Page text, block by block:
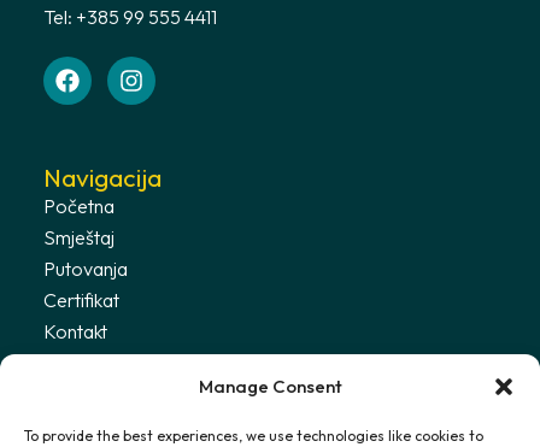
Manage Consent
To provide the best experiences, we use technologies like cookies to
Tel: +385 99 555 4411
Navigacija
Početna
Smještaj
Putovanja
Certifikat
Kontakt
Uvjeti